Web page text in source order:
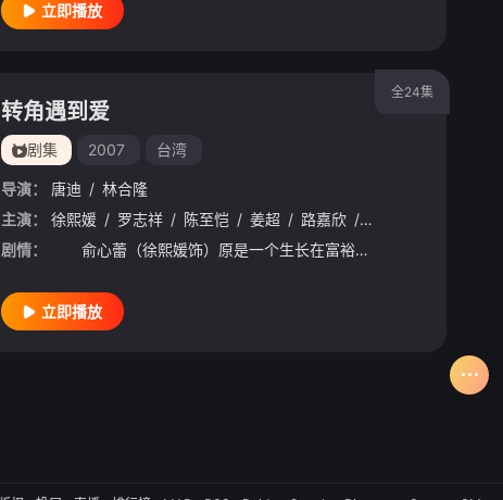
立即播放
全24集
转角遇到爱
剧集 2007 台湾
导演： 唐迪 / 林合隆
主演：
徐熙媛 / 罗志祥 / 陈至恺 / 姜超 / 路嘉欣 / 藤冈靛
剧情：
俞心蕾（徐熙媛饰）原是一个生长在富裕家庭的上海姑娘，她有公主般的生活，才貌双全，有一个疼爱她的未婚夫尚东，她把一切事情都想得理所当然，但家中生意面临困境，她的景况也改变了。 她必须回到台湾独自生
立即播放